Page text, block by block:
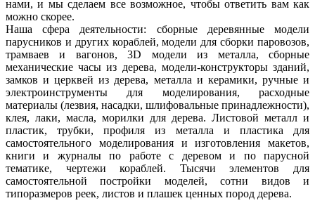
нами, и мы сделаем все возможное, чтобы ответить вам как
можно скорее.
Наша сфера деятельности: сборные деревянные модели
парусников и других кораблей, модели для сборки паровозов,
трамваев и вагонов, 3D модели из металла, сборные
механические часы из дерева, модели-конструкторы зданий,
замков и церквей из дерева, металла и керамики, ручные и
электроинструменты для моделирования, расходные
материалы (лезвия, насадки, шлифовальные принадлежности),
клея, лаки, масла, морилки для дерева. Листовой металл и
пластик, трубки, профиля из металла и пластика для
самостоятельного моделирования и изготовления макетов,
книги и журналы по работе с деревом и по парусной
тематике, чертежи кораблей. Тысячи элементов для
самостоятельной постройки моделей, сотни видов и
типоразмеров реек, листов и плашек ценных пород дерева.